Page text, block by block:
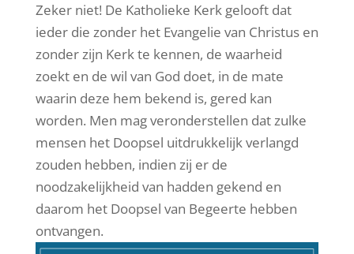
Zeker niet! De Katholieke Kerk gelooft dat
ieder die zonder het Evangelie van Christus en
zonder zijn Kerk te kennen, de waarheid
zoekt en de wil van God doet, in de mate
waarin deze hem bekend is, gered kan
worden. Men mag veronderstellen dat zulke
mensen het Doopsel uitdrukkelijk verlangd
zouden hebben, indien zij er de
noodzakelijkheid van hadden gekend en
daarom het Doopsel van Begeerte hebben
ontvangen.